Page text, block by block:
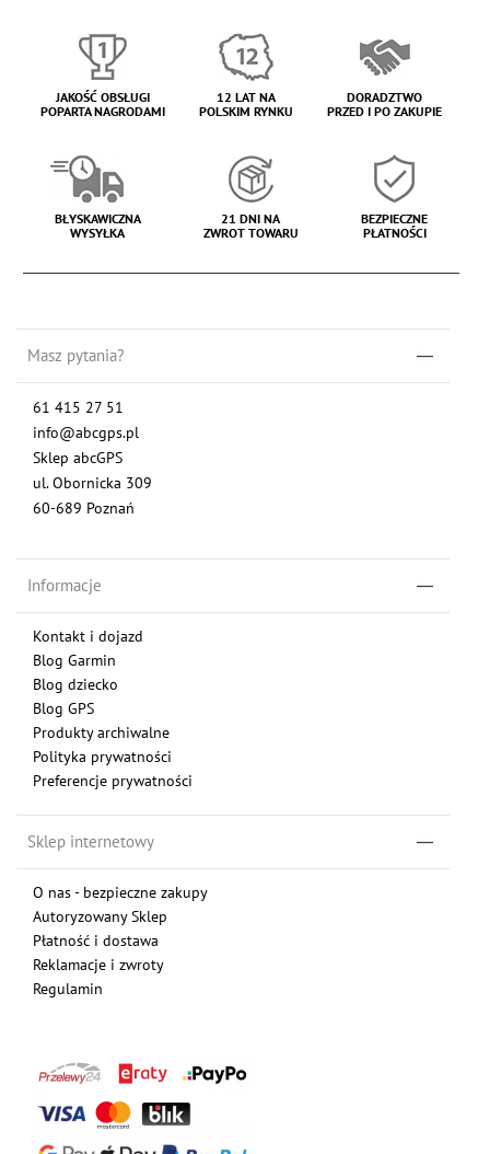
JAKOŚĆ OBSŁUGI
POPARTA NAGRODAMI
12 LAT NA
POLSKIM RYNKU
DORADZTWO
PRZED I PO ZAKUPIE
BŁYSKAWICZNA
WYSYŁKA
21 DNI NA
ZWROT TOWARU
BEZPIECZNE
PŁATNOŚCI
Masz pytania?
61 415 27 51
info@abcgps.pl
Sklep abcGPS
ul. Obornicka 309
60-689 Poznań
Informacje
Kontakt i dojazd
Blog Garmin
Blog dziecko
Blog GPS
Produkty archiwalne
Polityka prywatności
Preferencje prywatności
Sklep internetowy
O nas - bezpieczne zakupy
Autoryzowany Sklep
Płatność i dostawa
Reklamacje i zwroty
Regulamin